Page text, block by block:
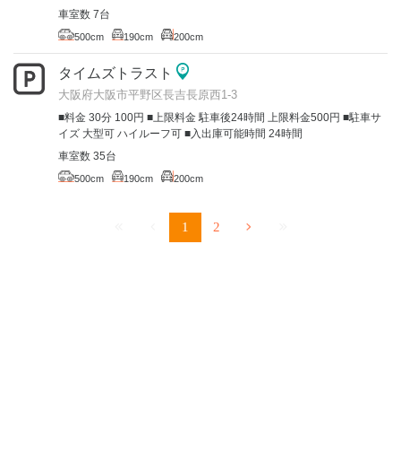
車室数 7台
500cm 190cm 200cm
タイムズトラスト
大阪府大阪市平野区長吉長原西1-3
■料金 30分 100円 ■上限料金 駐車後24時間 上限料金500円 ■駐車サ
イズ 大型可 ハイルーフ可 ■入出庫可能時間 24時間
車室数 35台
500cm 190cm 200cm
1 2